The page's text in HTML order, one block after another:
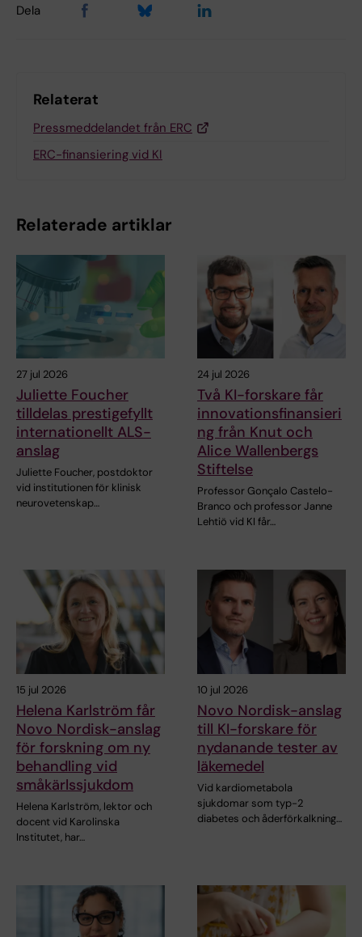
Dela
Relaterat
Pressmeddelandet från ERC
ERC-finansiering vid KI
Relaterade artiklar
27 jul 2026
Juliette Foucher
tilldelas prestigefyllt
internationellt ALS-
anslag
Juliette Foucher, postdoktor
vid institutionen för klinisk
neurovetenskap…
24 jul 2026
Två KI-forskare får
innovationsfinansieri
ng från Knut och
Alice Wallenbergs
Stiftelse
Professor Gonçalo Castelo-
Branco och professor Janne
Lehtiö vid KI får…
15 jul 2026
Helena Karlström får
Novo Nordisk-anslag
för forskning om ny
behandling vid
småkärlssjukdom
Helena Karlström, lektor och
docent vid Karolinska
Institutet, har…
10 jul 2026
Novo Nordisk-anslag
till KI-forskare för
nydanande tester av
läkemedel
Vid kardiometabola
sjukdomar som typ-2
diabetes och åderförkalkning…